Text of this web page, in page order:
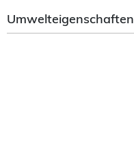
Umwelteigenschaften